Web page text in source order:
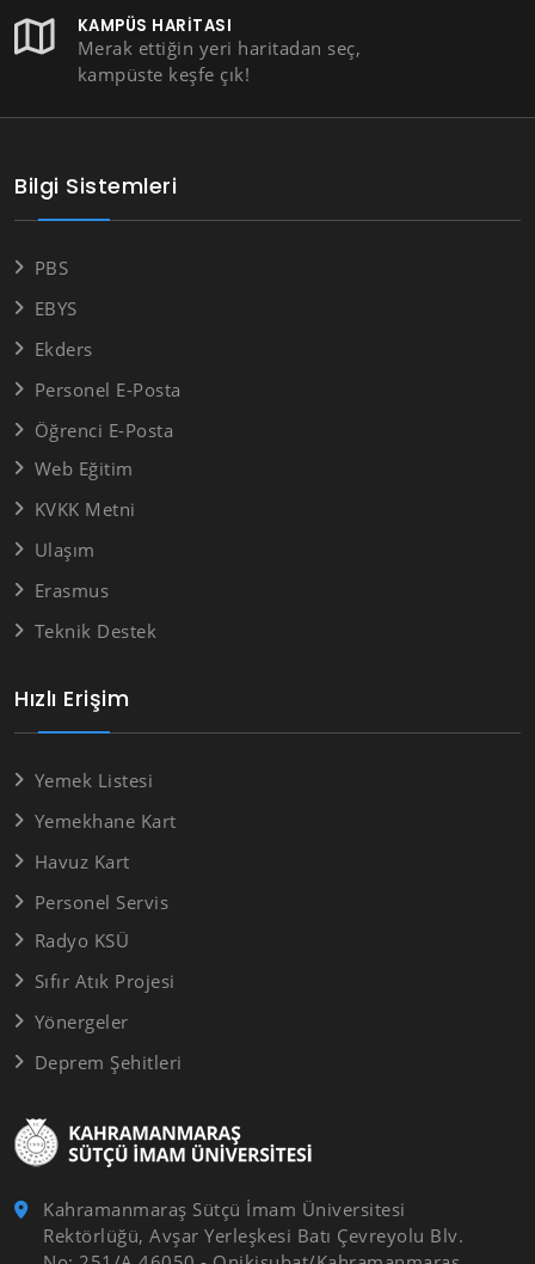
KAMPÜS HARITASI
Merak ettiğin yeri haritadan seç,
kampüste keşfe çık!
Kahramanmaraş Sütçü İmam Üniversitesi
Rektörlüğü, Avşar Yerleşkesi Batı Çevreyolu Blv.
Hızlı Erişim
Yemek Listesi
Yemekhane Kart
Havuz Kart
Personel Servis
Radyo KSÜ
Sıfır Atık Projesi
Yönergeler
Deprem Şehitleri
Bilgi Sistemleri
PBS
EBYS
Ekders
Personel E-Posta
Öğrenci E-Posta
Web Eğitim
KVKK Metni
Ulaşım
Erasmus
Teknik Destek